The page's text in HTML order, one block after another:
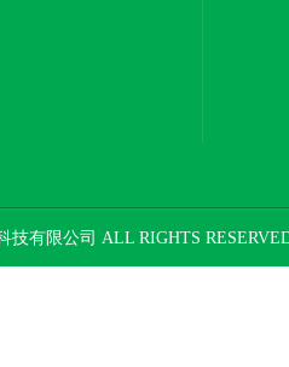
技有限公司 ALL RIGHTS